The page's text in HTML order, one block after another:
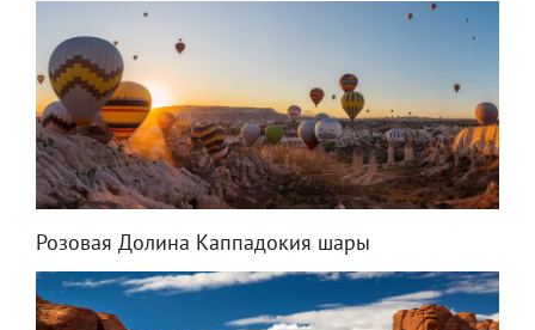
Розовая Долина Каппадокия шары